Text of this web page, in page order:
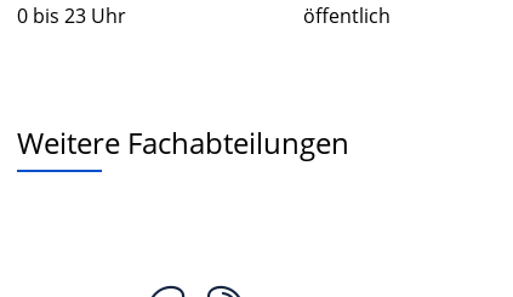
0 bis 23 Uhr
öffentlich
Weitere Fachabteilungen